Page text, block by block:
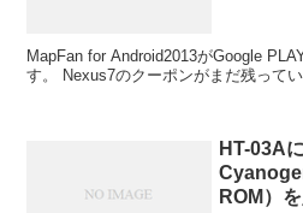
MapFan for Android2013がGoogle
す。 Nexus7のクーポンがまだ残っ
HT-03Aに
ROM）